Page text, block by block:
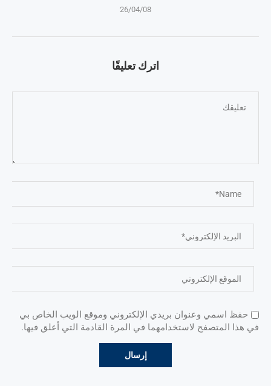
26/04/08
اترك تعليقًا
حفظ اسمي وعنوان بريدي الإلكتروني وموقع الويب الخاص بي
في هذا المتصفح لاستخدامهما في المرة القادمة التي أعلق فيها.